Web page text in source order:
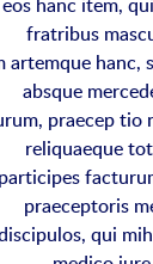
fratribus
artemque hanc,
absque
praecep tio
reliquaeque
praeceptoris
qui